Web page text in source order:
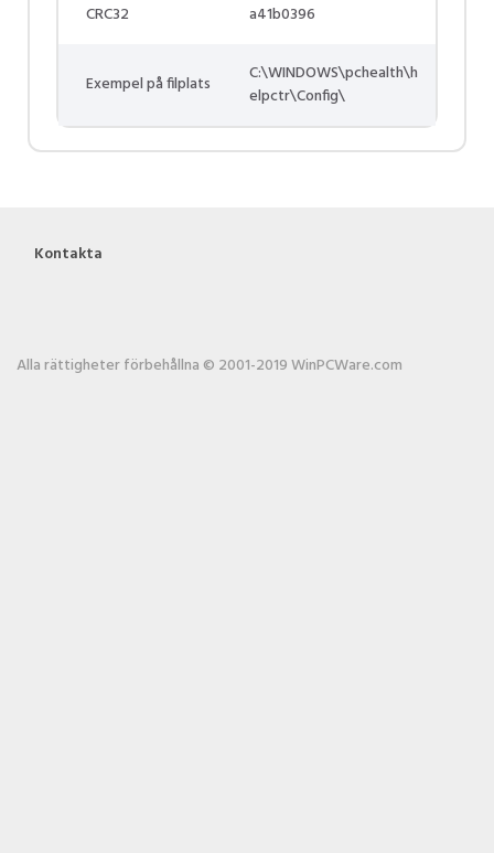
CRC32 a41b0396
Exempel på filplats
C:\WINDOWS\pchealth\h
elpctr\Config\
Kontakta
Alla rättigheter förbehållna © 2001-2019 WinPCWare.com